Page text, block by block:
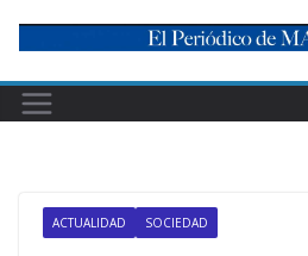
content
ACTUALIDAD SOCIEDAD